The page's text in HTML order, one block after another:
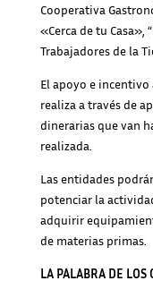
Cooperativa
«Cerca de tu Casa»,
Trabajadores de la
El apoyo e
realiza a través de
dinerarias que van
realizada.
Las entidades
potenciar la
adquirir
de materias primas.
LA PALABRA DE LOS